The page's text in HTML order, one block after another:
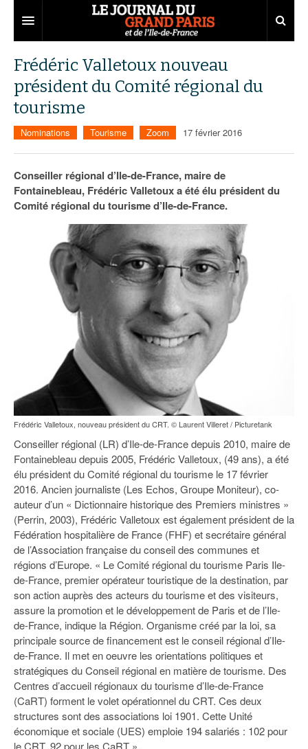
Grand Paris
Territoires
Aménagement
Collectivités
Services urbains
Entreprises
Développement économique
Attractivité
Innovation
Transport
Marchés publics
Départements
77
91
92
Nominations
Portraits
Agenda
Les Assises du Grand Paris
Éditions précédentes
Le podcast
Ecouter les épisodes
Lire les résumés
Frédéric Valletoux nouveau
président du Comité régional du
tourisme
Nominations Tourisme Zoom 17 février 2016
Conseiller régional d’Ile-de-France, maire de
Fontainebleau, Frédéric Valletoux a été élu président du
Comité régional du tourisme d’Ile-de-France.
Frédéric Valletoux, nouveau président du CRT. © Laurent Villeret / Picturetank
Conseiller régional (LR) d’Ile-de-France depuis 2010, maire de
Fontainebleau depuis 2005, Frédéric Valletoux, (49 ans), a été
élu président du Comité régional du tourisme le 17 février
2016. Ancien journaliste (Les Echos, Groupe Moniteur), co-
auteur d’un « Dictionnaire historique des Premiers ministres »
(Perrin, 2003), Frédéric Valletoux est également président de la
Fédération hospitalière de France (FHF) et secrétaire général
de l’Association française du conseil des communes et
régions d’Europe. « Le Comité régional du tourisme Paris Ile-
de-France, premier opérateur touristique de la destination, par
son action auprès des acteurs du tourisme et des visiteurs,
assure la promotion et le développement de Paris et de l’Ile-
de-France, indique la Région. Organisme créé par la loi, sa
principale source de financement est le conseil régional d’Ile-
de-France. Il met en oeuvre les orientations politiques et
stratégiques du Conseil régional en matière de tourisme. Des
Centres d’accueil régionaux du tourisme d’Ile-de-France
(CaRT) forment le volet opérationnel du CRT. Ces deux
structures sont des associations loi 1901. Cette Unité
économique et sociale (UES) emploie 194 salariés : 102 pour
le CRT, 92 pour les CaRT ».